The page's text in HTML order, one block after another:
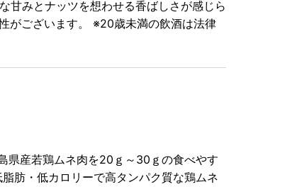
甘みとナッツを想わせる香ばしさが感じら
がございます。 ※20歳未満の飲酒は法律
県産若鶏ムネ肉を20ｇ～30ｇの食べやす
肪・低カロリーで高タンパク質な鶏ムネ